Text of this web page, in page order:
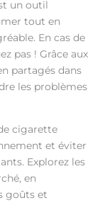
un outil
tout en
En cas de
pas ! Grâce aux
partagés dans
les problèmes
cigarette
et éviter
Explorez les
en
goûts et